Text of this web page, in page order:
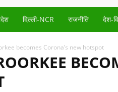
दिल्ली-NCR राजनीति देश-
becomes Corona’s new hotspot